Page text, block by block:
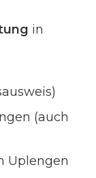
in
(auch
Uplengen